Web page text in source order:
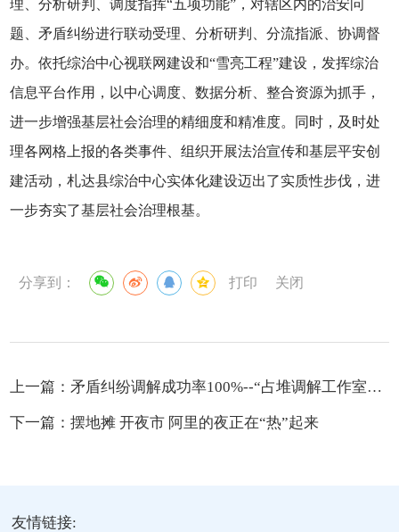
理、分析研判、调度指挥“五项功能”，对辖区内的治安问
题、矛盾纠纷进行联动受理、分析研判、分流指派、协调督
办。依托综治中心视联网建设和“雪亮工程”建设，发挥综治
信息平台作用，以中心调度、数据分析、整合资源为抓手，
进一步增强基层社会治理的精细度和精准度。同时，及时处
理各网格上报的各类事件、组织开展法治宣传和基层平安创
建活动，札达县综治中心实体化建设迈出了实质性步伐，进
一步夯实了基层社会治理根基。
分享到： 打印 关闭
上一篇： 矛盾纠纷调解成功率100%--“占堆调解工作室”开创社区调解新路子
下一篇：摆地摊 开夜市 阿里的夜正在“热”起来
友情链接: